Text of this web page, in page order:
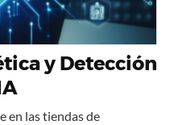
y Detección
en las tiendas de